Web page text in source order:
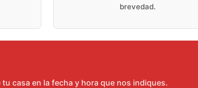
brevedad.
casa en la fecha y hora que nos indiques.